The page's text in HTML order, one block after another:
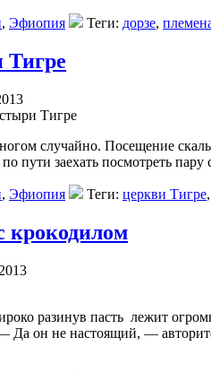
, Эфиопия Теги: дорзе,
Тигре
случайно. Посещение
пути заехать посмотреть пару
, Эфиопия Теги: церкви Тигре,
крокодилом
разинув пасть лежит
Да он не настоящий, —